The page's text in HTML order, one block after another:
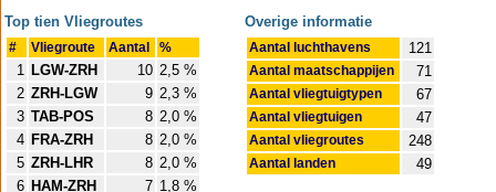
Top tien Vliegroutes
# Vliegroute Aantal %
1 LGW-ZRH 10 2,5 %
2 ZRH-LGW 9 2,3 %
3 TAB-POS 8 2,0 %
4 FRA-ZRH 8 2,0 %
5 ZRH-LHR 8 2,0 %
6 HAM-ZRH 7 1,8 %
Overige informatie
Aantal luchthavens 121
Aantal maatschappijen 71
Aantal vliegtuigtypen 67
Aantal vliegtuigen 47
Aantal vliegroutes 248
Aantal landen 49